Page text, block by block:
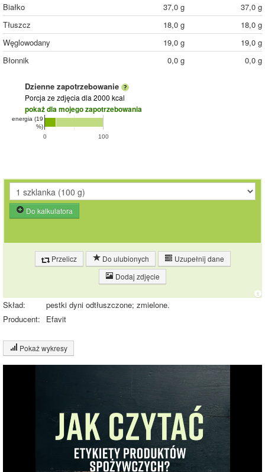
Białko
37,0 g
37,0 g
Tłuszcz
18,0 g
18,0 g
Węglowodany
19,0 g
19,0 g
Błonnik
0,0 g 0,0 g
Dzienne zapotrzebowanie
Porcja ze zdjęcia dla 2000 kcal
pokaż dla mojego zapotrzebowania
0 100
energia (19
%)
Do kalkulatora
Przelicz Do ulubionych
Uzupełnij dane
Dodaj zdjęcie
Skład:
pestki dyni odtłuszczone; zmielone.
Producent:
Efavit
Pokaż wykresy
Wykres składu produktu
Pozostałe (26%)